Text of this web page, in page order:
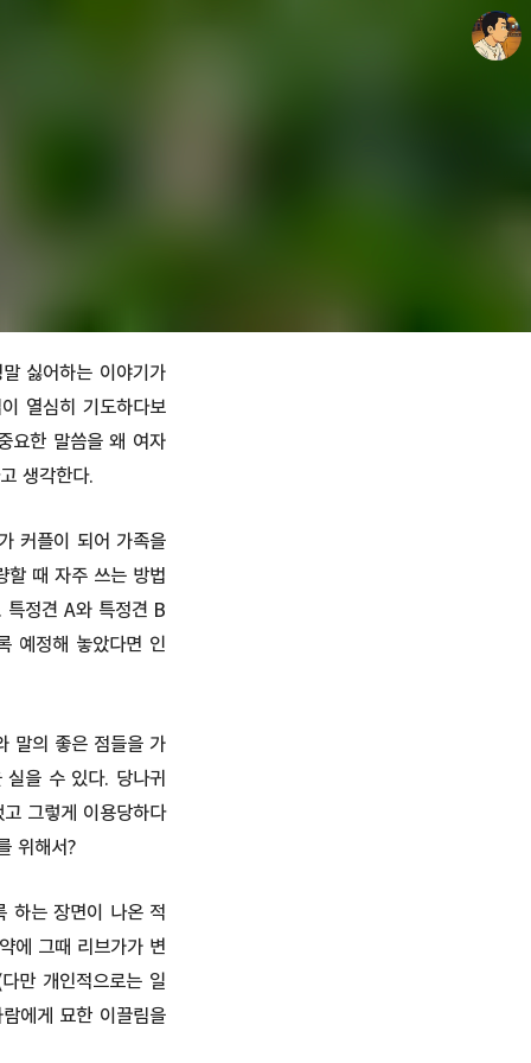
싫어하는 이야기가
열심히 기도하다보
요한 말씀을 왜 여자
생각한다.
커플이 되어 가족을
할 때 자주 쓰는 방법
특정견 A와 특정견 B
예정해 놓았다면 인
말의 좋은 점들을 가
을 수 있다. 당나귀
그렇게 이용당하다
위해서?
하는 장면이 나온 적
에 그때 리브가가 변
만 개인적으로는 일
에게 묘한 이끌림을